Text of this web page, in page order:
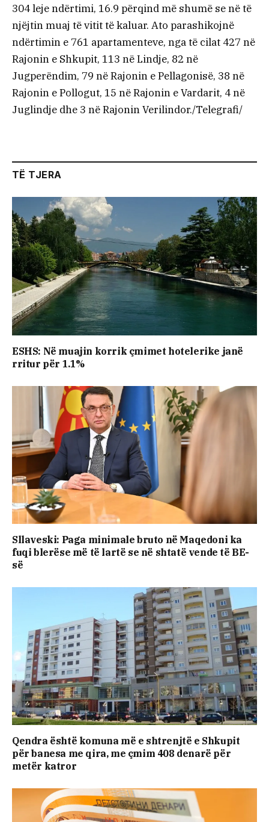
304 leje ndërtimi, 16.9 përqind më shumë se në të
njëjtin muaj të vitit të kaluar. Ato parashikojnë
ndërtimin e 761 apartamenteve, nga të cilat 427 në
Rajonin e Shkupit, 113 në Lindje, 82 në
Jugperëndim, 79 në Rajonin e Pellagonisë, 38 në
Rajonin e Pollogut, 15 në Rajonin e Vardarit, 4 në
Juglindje dhe 3 në Rajonin Verilindor./Telegrafi/
TË TJERA
ESHS: Në muajin korrik çmimet hotelerike janë
rritur për 1.1%
Sllaveski: Paga minimale bruto në Maqedoni ka
fuqi blerëse më të lartë se në shtatë vende të BE-
së
Qendra është komuna më e shtrenjtë e Shkupit
për banesa me qira, me çmim 408 denarë për
metër katror